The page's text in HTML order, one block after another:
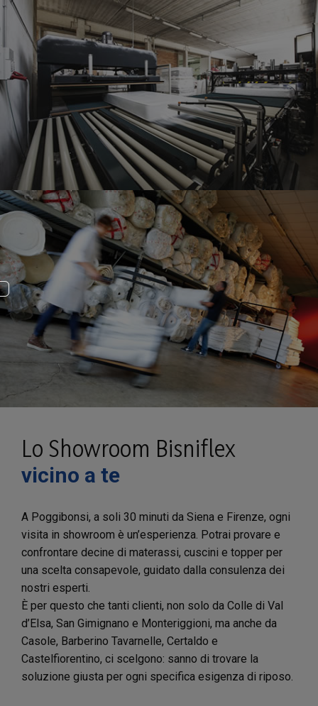
Lo Showroom Bisniflex
vicino a te
A Poggibonsi, a soli 30 minuti da Siena e Firenze, ogni
visita in showroom è un’esperienza. Potrai provare e
confrontare decine di materassi, cuscini e topper per
una scelta consapevole, guidato dalla consulenza dei
nostri esperti.
È per questo che tanti clienti, non solo da Colle di Val
d’Elsa, San Gimignano e Monteriggioni, ma anche da
Casole, Barberino Tavarnelle, Certaldo e
Castelfiorentino, ci scelgono: sanno di trovare la
soluzione giusta per ogni specifica esigenza di riposo.